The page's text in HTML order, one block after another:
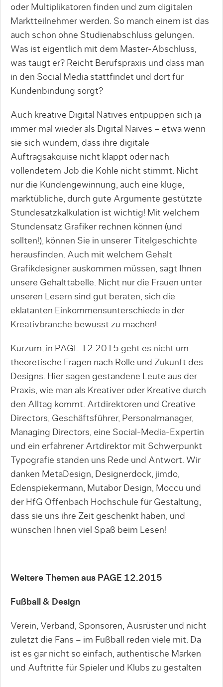
oder Multiplikatoren finden und zum digitalen
Marktteilnehmer werden. So manch einem ist das
auch schon ohne Studienabschluss gelungen.
Was ist eigentlich mit dem Master-Abschluss,
was taugt er? Reicht Berufspraxis und dass man
in den Social Media stattfindet und dort für
Kundenbindung sorgt?
Auch kreative Digital Natives entpuppen sich ja
immer mal wieder als Digital Naïves – etwa wenn
sie sich wundern, dass ihre digitale
Auftragsakquise nicht klappt oder nach
vollendetem Job die Kohle nicht stimmt. Nicht
nur die Kundengewinnung, auch eine kluge,
marktübliche, durch gute Argumente gestützte
Stundesatzkalkulation ist wichtig! Mit welchem
Stundensatz Grafiker rechnen können (und
sollten!), können Sie in unserer Titelgeschichte
herausfinden. Auch mit welchem Gehalt
Grafikdesigner auskommen müssen, sagt Ihnen
unsere Gehalttabelle. Nicht nur die Frauen unter
unseren Lesern sind gut beraten, sich die
eklatanten Einkommensunterschiede in der
Kreativbranche bewusst zu machen!
Kurzum, in PAGE 12.2015 geht es nicht um
theoretische Fragen nach Rolle und Zukunft des
Designs. Hier sagen gestandene Leute aus der
Praxis, wie man als Kreativer oder Kreative durch
den Alltag kommt. Artdirektoren und Creative
Directors, Geschäftsführer, Personalmanager,
Managing Directors, eine Social-Media-Expertin
und ein erfahrener Artdirektor mit Schwerpunkt
Typografie standen uns Rede und Antwort. Wir
danken MetaDesign, Designerdock, jimdo,
Edenspiekermann, Mutabor Design, Moccu und
der HfG Offenbach Hochschule für Gestaltung,
dass sie uns ihre Zeit geschenkt haben, und
wünschen Ihnen viel Spaß beim Lesen!
Weitere Themen aus PAGE 12.2015
Fußball & Design
Verein, Verband, Sponsoren, Ausrüster und nicht
zuletzt die Fans – im Fußball reden viele mit. Da
ist es gar nicht so einfach, authentische Marken
und Auftritte für Spieler und Klubs zu gestalten